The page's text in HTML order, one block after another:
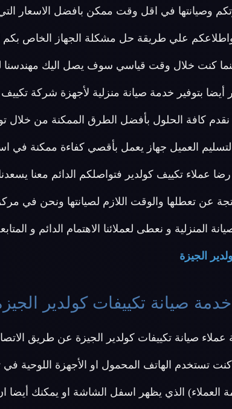
وصيانتها في اقل وقت ممكن بافضل الاسعار التي
علي طريقة حل مشكلة الجهاز الخاص
كنت خلال وقت قياسي سوف يصل اليك مهندسنا
أيضا بتوفير خدمة صيانة منزلية لأجهزة شركة
كافة الحلول بأفضل الطرق الممكنة من خلال
لتسليم العميل جهاز يعمل بأقصي كفاءة ممكنة
تكييف كولدير فتواصلكم الدائم معنا
عن تعطلها والوقت اللازم لصيانتها ونحن في
المنزلية و نعطى لعملائنا الاهتمام الدائم و
الجيزة
صيانة تكييفات كولدير
صيانة تكييفات كولدير الجيزة عن طريق الاتصال
كنت تستخدم الهاتف المحمول او الأجهزة اللوحية
الذي يظهر اسفل الشاشة او يمكنك أيضا